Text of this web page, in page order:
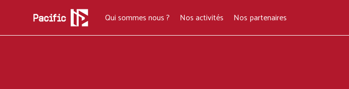
Qui sommes nous ?
Nos activités
Nos partenaires